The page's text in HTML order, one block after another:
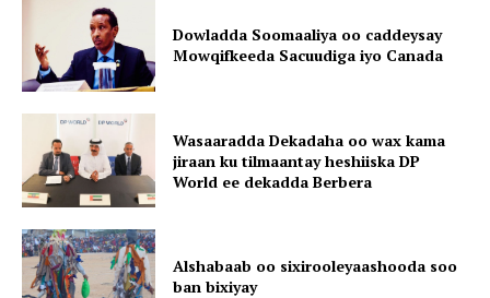
Dowladda Soomaaliya oo caddeysay
Mowqifkeeda Sacuudiga iyo Canada
Wasaaradda Dekadaha oo wax kama
jiraan ku tilmaantay heshiiska DP
World ee dekadda Berbera
Alshabaab oo sixirooleyaashooda soo
ban bixiyay